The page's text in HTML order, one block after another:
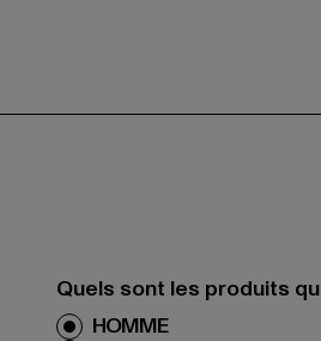
Quels sont les produits
HOMME